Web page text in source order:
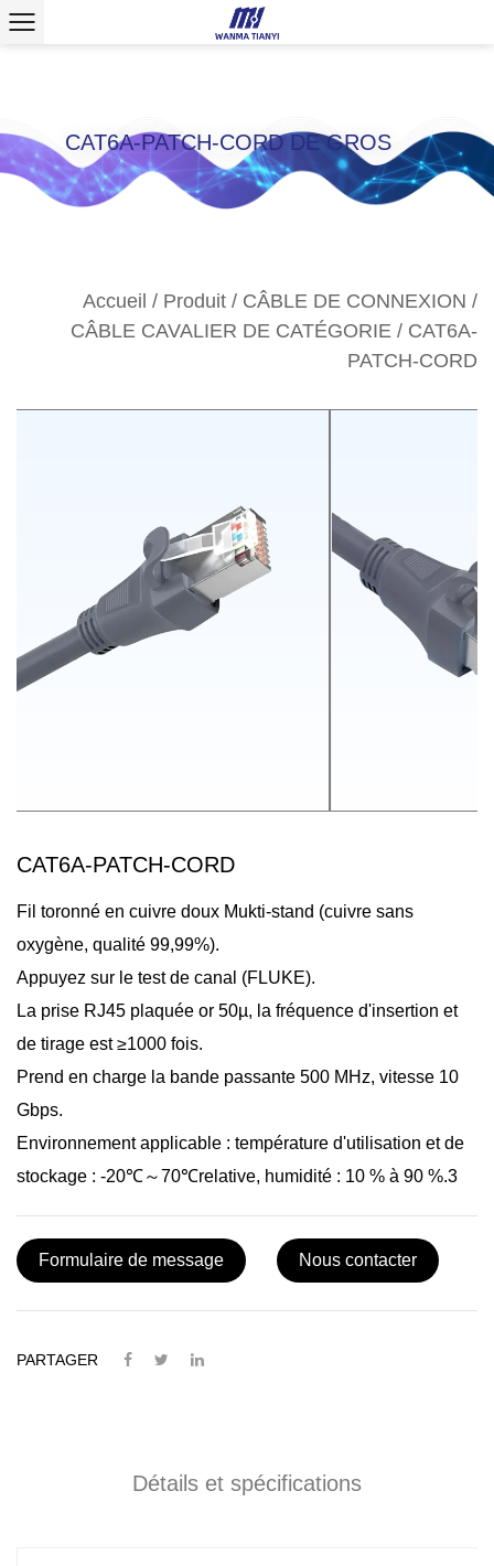
CAT6A-PATCH-CORD DE GROS
Accueil / Produit / CÂBLE DE CONNEXION /
CÂBLE CAVALIER DE CATÉGORIE / CAT6A-
PATCH-CORD
CAT6A-PATCH-CORD
Fil toronné en cuivre doux Mukti-stand (cuivre sans
oxygène, qualité 99,99%).
Appuyez sur le test de canal (FLUKE).
La prise RJ45 plaquée or 50µ, la fréquence d'insertion et
de tirage est ≥1000 fois.
Prend en charge la bande passante 500 MHz, vitesse 10
Gbps.
Environnement applicable : température d'utilisation et de
stockage : -20℃～70℃relative, humidité : 10 % à 90 %.3
Formulaire de message Nous contacter
PARTAGER
Détails et spécifications